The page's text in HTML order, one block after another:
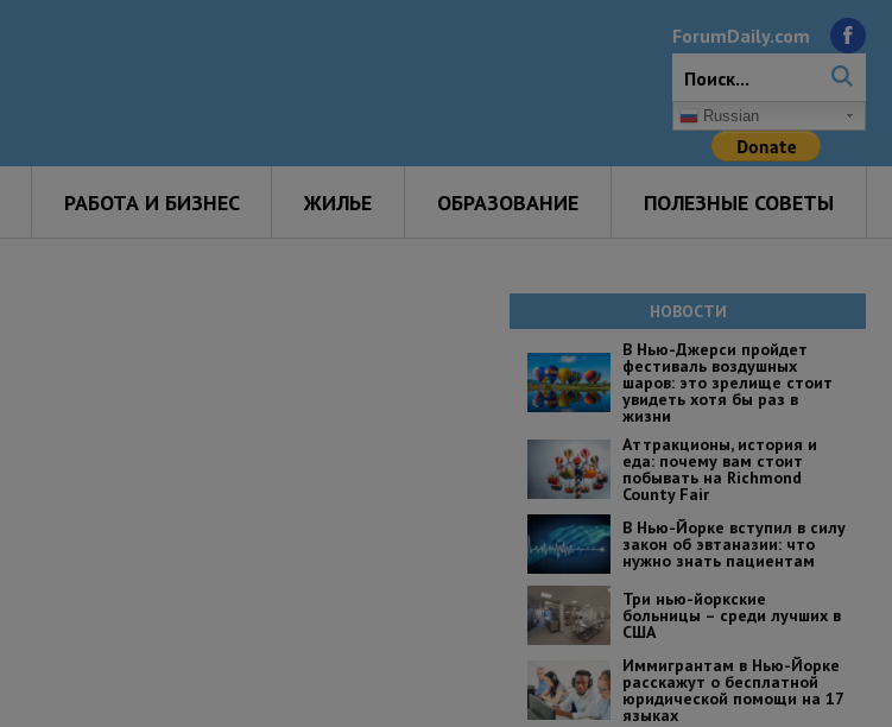
ForumDaily.com
Russian
РАБОТА И БИЗНЕС ЖИЛЬЕ ОБРАЗОВАНИЕ ПОЛЕЗНЫЕ СОВЕТЫ
НОВОСТИ
В Нью-Джерси пройдет
фестиваль воздушных
шаров: это зрелище стоит
увидеть хотя бы раз в
жизни
Аттракционы, история и
еда: почему вам стоит
побывать на Richmond
County Fair
В Нью-Йорке вступил в силу
закон об эвтаназии: что
нужно знать пациентам
Три нью-йоркские
больницы – среди лучших в
США
Иммигрантам в Нью-Йорке
расскажут о бесплатной
юридической помощи на 17
языках